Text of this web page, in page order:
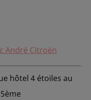
André Citroën
hôtel 4 étoiles au